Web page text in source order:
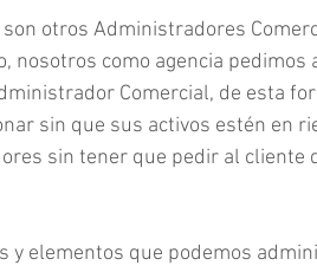
son otros Administradores
nosotros como agencia
Comercial, de esta
sin que sus activos estén en
sin tener que pedir al cliente
y elementos que podemos